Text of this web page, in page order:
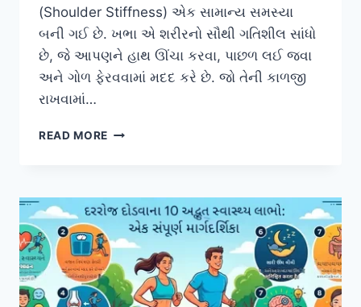
(Shoulder Stiffness) એક સામાન્ય સમસ્યા
બની ગઈ છે. ખભા એ શરીરનો સૌથી ગતિશીલ સાંધો
છે, જે આપણને હાથ ઊંચા કરવા, પાછળ લઈ જવા
અને ગોળ ફેરવવામાં મદદ કરે છે. જો તેની કાળજી
રાખવામાં…
READ MORE ખભાની
માટેની
કસરતો